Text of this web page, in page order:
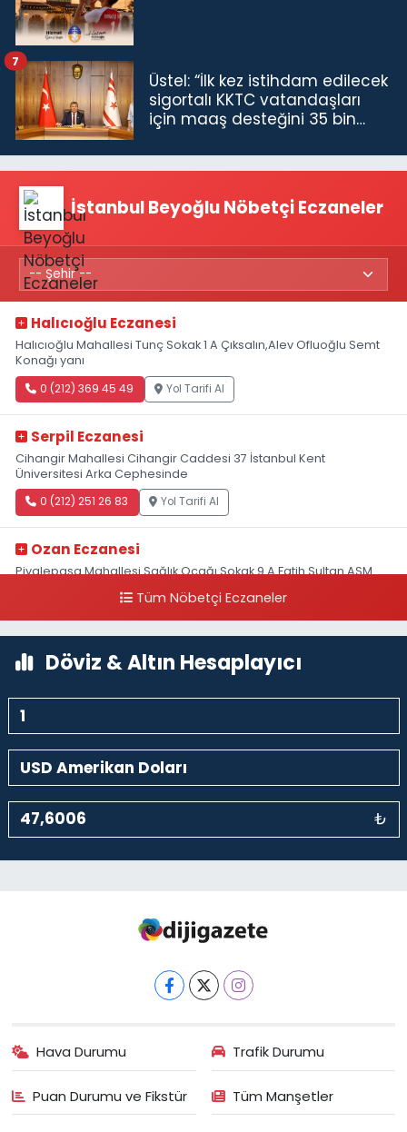
Üstel: “İlk kez istihdam edilecek
sigortalı KKTC vatandaşları
için maaş desteğini 35 bin
7
İstanbul Beyoğlu Nöbetçi Eczaneler
Halıcıoğlu Eczanesi
Halıcıoğlu Mahallesi Tunç Sokak 1 A Çıksalın,Alev Ofluoğlu Semt
Konağı yanı
0 (212) 369 45 49 Yol Tarifi Al
Serpil Eczanesi
Cihangir Mahallesi Cihangir Caddesi 37 İstanbul Kent
Üniversitesi Arka Cephesinde
0 (212) 251 26 83 Yol Tarifi Al
Ozan Eczanesi
Piyalepaşa Mahallesi Sağlık Ocağı Sokak 9 A Fatih Sultan ASM
Tüm Nöbetçi Eczaneler
Döviz & Altın Hesaplayıcı
₺
Hava Durumu Trafik Durumu
Puan Durumu ve Fikstür Tüm Manşetler